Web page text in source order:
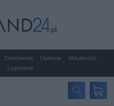
Zamówienia Ulubione
Aktualności
Logowanie